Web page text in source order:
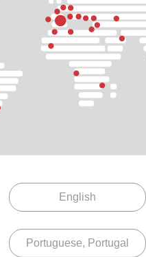
English
Portuguese, Portugal